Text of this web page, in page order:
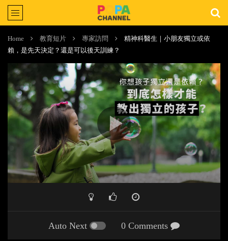
Home 教育短片 專家訪問
精神科醫生｜小朋友獨立或依
賴，是先天決定？還是可以後天訓練？
Auto Next 0 Comments